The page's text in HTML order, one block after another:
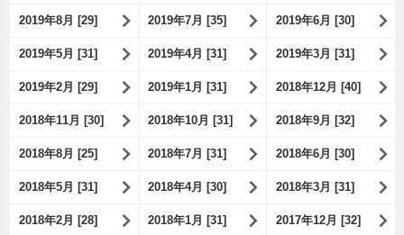
2019年8月 [29] 2019年7月 [35] 2019年6月 [30]
2019年5月 [31] 2019年4月 [31] 2019年3月 [31]
2019年2月 [29] 2019年1月 [31] 2018年12月 [40]
2018年11月 [30] 2018年10月 [31] 2018年9月 [32]
2018年8月 [25] 2018年7月 [31] 2018年6月 [30]
2018年5月 [31] 2018年4月 [30] 2018年3月 [31]
2018年2月 [28] 2018年1月 [31] 2017年12月 [32]